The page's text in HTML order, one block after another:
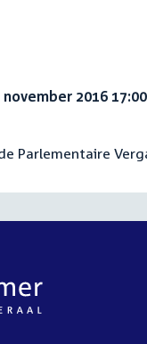
2016 17:00
Parlementaire